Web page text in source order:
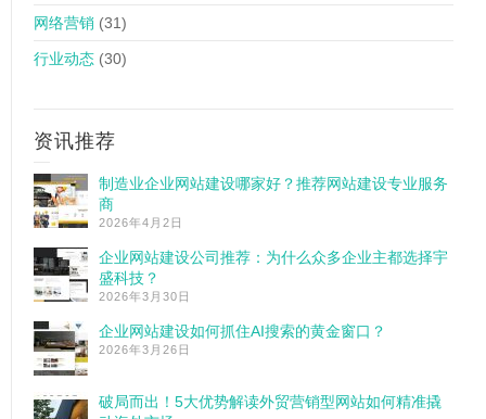
网络营销 (31)
行业动态 (30)
资讯推荐
制造业企业网站建设哪家好？推荐网站建设专业服务
商
2026年4月2日
企业网站建设公司推荐：为什么众多企业主都选择宇
盛科技？
2026年3月30日
企业网站建设如何抓住AI搜索的黄金窗口？
2026年3月26日
破局而出！5大优势解读外贸营销型网站如何精准撬